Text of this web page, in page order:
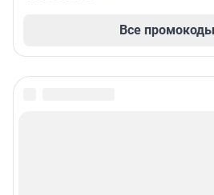
Все промокоды